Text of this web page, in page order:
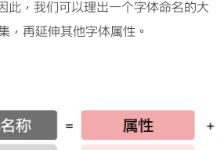
此，我们可以理出一个字体命名的大
，再延伸其他字体属性。